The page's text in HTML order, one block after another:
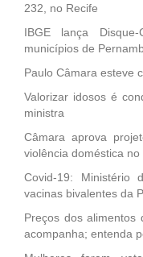
232, no Recife
IBGE lança
municípios de
Paulo Câmara esteve
Valorizar idosos é
ministra
Câmara aprova
violência doméstica no
Covid-19: Ministério
vacinas bivalentes da
Preços dos alimentos
acompanha; entenda